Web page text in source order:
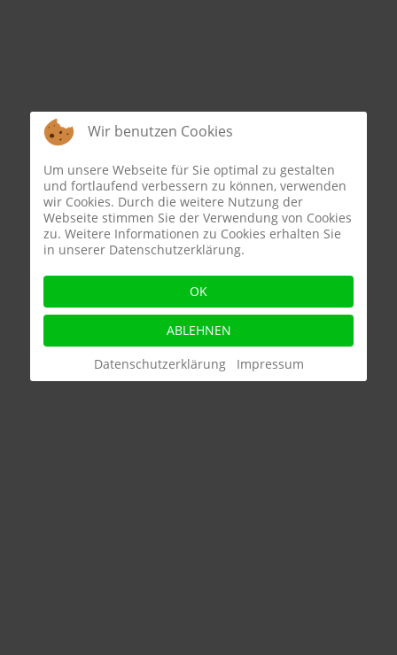
Wir benutzen Cookies
Um unsere Webseite für Sie optimal zu gestalten
und fortlaufend verbessern zu können, verwenden
wir Cookies. Durch die weitere Nutzung der
Webseite stimmen Sie der Verwendung von Cookies
zu. Weitere Informationen zu Cookies erhalten Sie
in unserer Datenschutzerklärung.
OK
ABLEHNEN
Datenschutzerklärung
Impressum